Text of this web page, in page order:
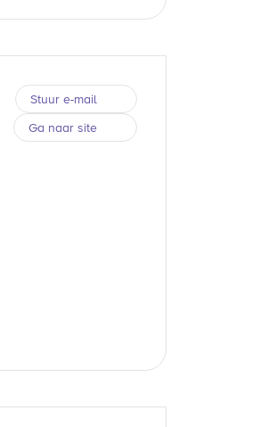
Stuur e-mail
Ga naar site